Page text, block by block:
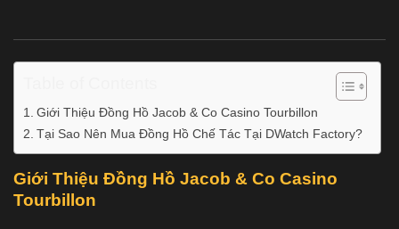
Giới Thiệu Đồng Hồ Jacob & Co Casino Tourbillon
Tại Sao Nên Mua Đồng Hồ Chế Tác Tại DWatch Factory?
Giới Thiệu Đồng Hồ Jacob & Co Casino
Tourbillon